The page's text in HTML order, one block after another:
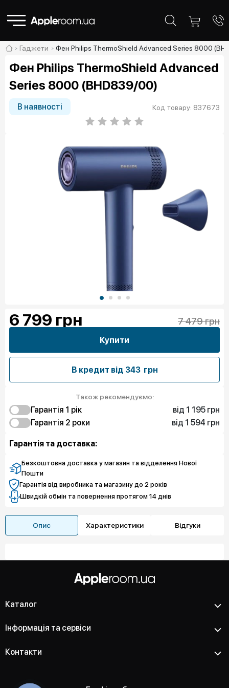
Гаджети Фен Philips ThermoShield Advanced Series 8000
Фен Philips ThermoShield Advanced
Series 8000 (BHD839/00)
В наявності Код товару: 837673
6 799 грн 7 479 грн
Купити
В кредит від 343 грн
Також рекомендуємо:
Гарантія 1 рiк
від 1 195 грн
Чистий спокій
1 195 грн
Гарантія 2 роки
від 1 594 грн
Гарантія та доставка:
Безкоштовна доставка у магазин та відделення Нової
Пошти
Гарантія від виробника та магазину до 2 років
Швидкій обмін та повернення протягом 14 днів
Опис Характеристики Відгуки
Каталог
Інформація та сервіси
Контакти